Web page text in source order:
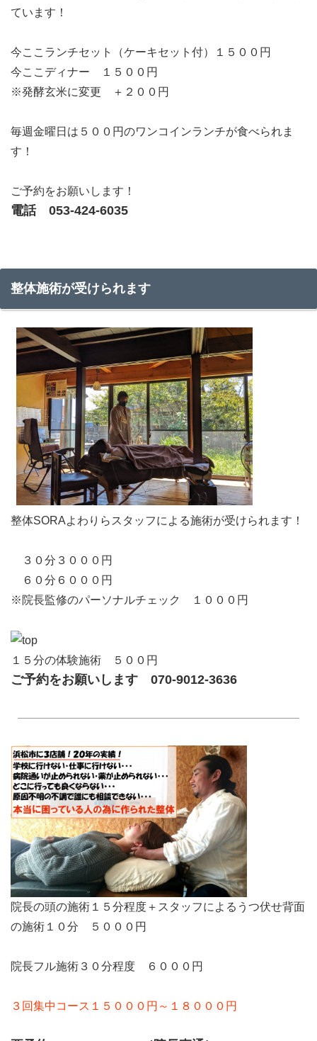
ています！
今ここランチセット（ケーキセット付）１５００円
今ここディナー １５００円
※発酵玄米に変更 ＋２００円
毎週金曜日は５００円のワンコインランチが食べられま
す！
ご予約をお願いします！
電話 053-424-6035
整体施術が受けられます
整体SORAよわりらスタッフによる施術が受けられます！
３０分３０００円
６０分６０００円
※院長監修のパーソナルチェック １０００円
１５分の体験施術 ５００円
ご予約をお願いします 070-9012-3636
院長の頭の施術１５分程度＋スタッフによるうつ伏せ背面
の施術１０分 ５０００円
院長フル施術３０分程度 ６０００円
３回集中コース１５０００円～１８０００円